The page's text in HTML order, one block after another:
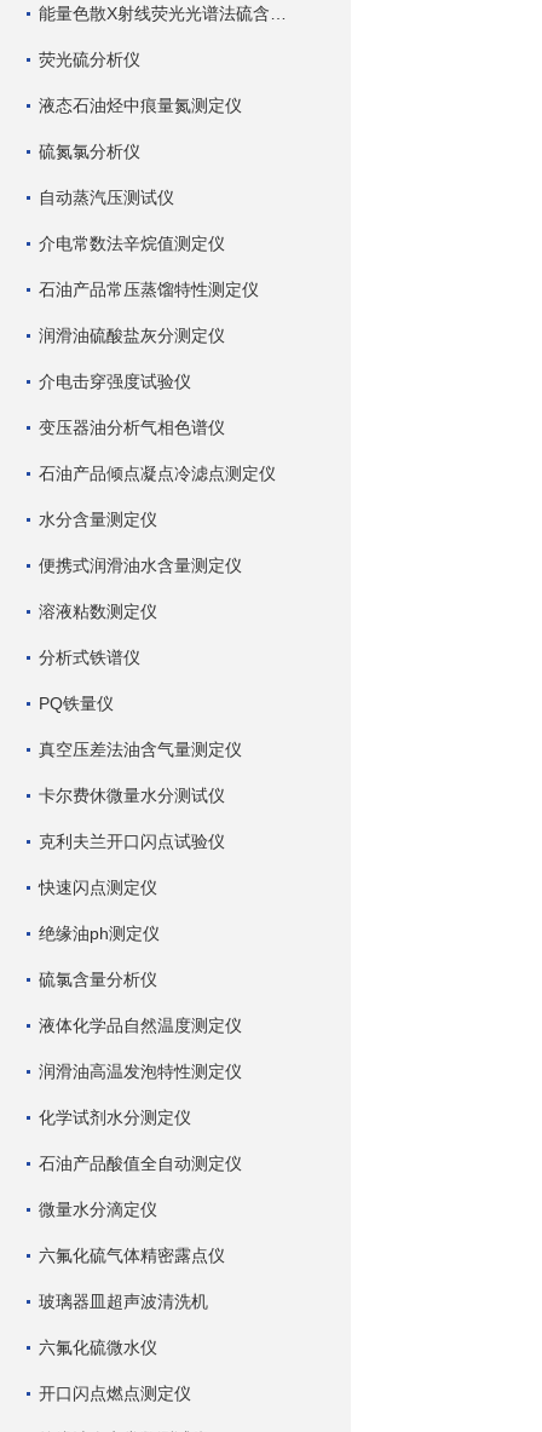
荧光硫分析仪
液态石油烃中痕量氮测定仪
硫氮氯分析仪
自动蒸汽压测试仪
介电常数法辛烷值测定仪
石油产品常压蒸馏特性测定仪
润滑油硫酸盐灰分测定仪
介电击穿强度试验仪
变压器油分析气相色谱仪
石油产品倾点凝点冷滤点测定仪
水分含量测定仪
便携式润滑油水含量测定仪
溶液粘数测定仪
分析式铁谱仪
PQ铁量仪
真空压差法油含气量测定仪
卡尔费休微量水分测试仪
克利夫兰开口闪点试验仪
快速闪点测定仪
绝缘油ph测定仪
硫氯含量分析仪
液体化学品自然温度测定仪
润滑油高温发泡特性测定仪
化学试剂水分测定仪
石油产品酸值全自动测定仪
微量水分滴定仪
六氟化硫气体精密露点仪
玻璃器皿超声波清洗机
六氟化硫微水仪
开口闪点燃点测定仪